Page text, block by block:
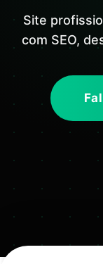
Site
com SEO,